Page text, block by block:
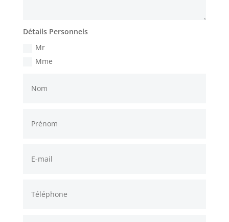
Détails Personnels
Mr
Mme